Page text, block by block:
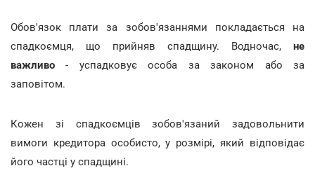
Обов'язок плати за зобов'язаннями покладається на
спадкоємця, що прийняв спадщину. Водночас, не
важливо - успадковує особа за законом або за
заповітом.
Кожен зі спадкоємців зобов'язаний задовольнити
вимоги кредитора особисто, у розмірі, який відповідає
його частці у спадщині.